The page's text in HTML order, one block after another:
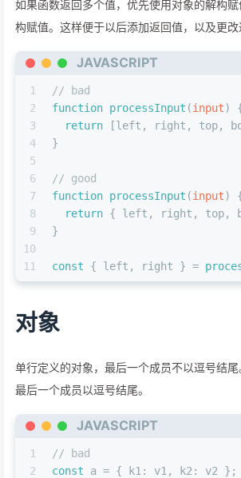
如果函数返回多个值，优先使用对象的解构
构赋值。这样便于以后添加返回值，以及更改
JAVASCRIPT
1
2
3
4
5
6
7
8
9
10
11
// bad
function processInput (input)
return [left, right, top,
}
// good
function processInput (input)
return { left, right, top,
}
const { left, right } =
对象
单行定义的对象，最后一个成员不以逗号结尾
最后一个成员以逗号结尾。
JAVASCRIPT
1
2
// bad
const a = { k1 : v1, k2 : v2 };